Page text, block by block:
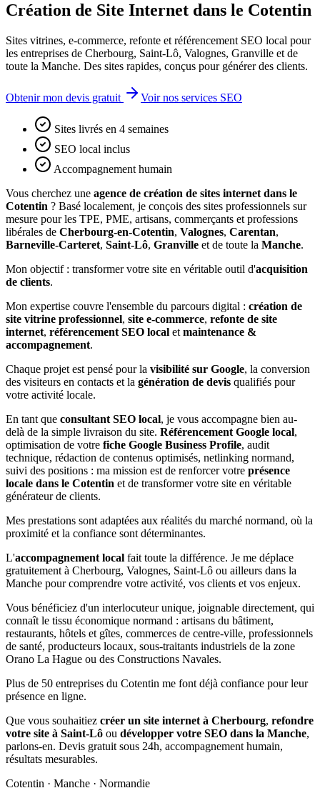
Création de Site Internet dans le Cotentin
Sites vitrines, e-commerce, refonte et référencement SEO local pour
les entreprises de Cherbourg, Saint-Lô, Valognes, Granville et de
toute la Manche. Des sites rapides, conçus pour générer des clients.
Obtenir mon devis gratuit Voir nos services SEO
Sites livrés en 4 semaines
SEO local inclus
Accompagnement humain
Vous cherchez une agence de création de sites internet dans le
Cotentin ? Basé localement, je conçois des sites professionnels sur
mesure pour les TPE, PME, artisans, commerçants et professions
libérales de Cherbourg-en-Cotentin, Valognes, Carentan,
Barneville-Carteret, Saint-Lô, Granville et de toute la Manche.
Mon objectif : transformer votre site en véritable outil d'acquisition
de clients.
Mon expertise couvre l'ensemble du parcours digital : création de
site vitrine professionnel, site e-commerce, refonte de site
internet, référencement SEO local et maintenance &
accompagnement.
Chaque projet est pensé pour la visibilité sur Google, la conversion
des visiteurs en contacts et la génération de devis qualifiés pour
votre activité locale.
En tant que consultant SEO local, je vous accompagne bien au-
delà de la simple livraison du site. Référencement Google local,
optimisation de votre fiche Google Business Profile, audit
technique, rédaction de contenus optimisés, netlinking normand,
suivi des positions : ma mission est de renforcer votre présence
locale dans le Cotentin et de transformer votre site en véritable
générateur de clients.
Mes prestations sont adaptées aux réalités du marché normand, où la
proximité et la confiance sont déterminantes.
L'accompagnement local fait toute la différence. Je me déplace
gratuitement à Cherbourg, Valognes, Saint-Lô ou ailleurs dans la
Manche pour comprendre votre activité, vos clients et vos enjeux.
Vous bénéficiez d'un interlocuteur unique, joignable directement, qui
connaît le tissu économique normand : artisans du bâtiment,
restaurants, hôtels et gîtes, commerces de centre-ville, professionnels
de santé, producteurs locaux, sous-traitants industriels de la zone
Orano La Hague ou des Constructions Navales.
Plus de 50 entreprises du Cotentin me font déjà confiance pour leur
présence en ligne.
Que vous souhaitiez créer un site internet à Cherbourg, refondre
votre site à Saint-Lô ou développer votre SEO dans la Manche,
parlons-en. Devis gratuit sous 24h, accompagnement humain,
résultats mesurables.
Cotentin · Manche · Normandie